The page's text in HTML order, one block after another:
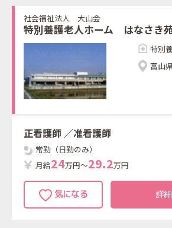
社会福祉法人 大山会
特別養護老人ホーム はなさき
特別
富山
正看護師 ／准看護師
常勤（日勤のみ）
月給24万円～29.2万円
詳